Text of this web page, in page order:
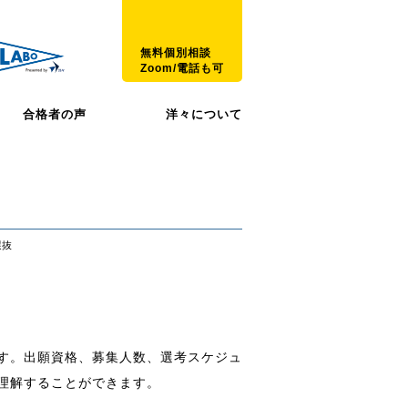
無料個別相談
Zoom/電話も可
合格者の声 洋々について
抜
。出願資格、募集人数、選考スケジュ
することができます。